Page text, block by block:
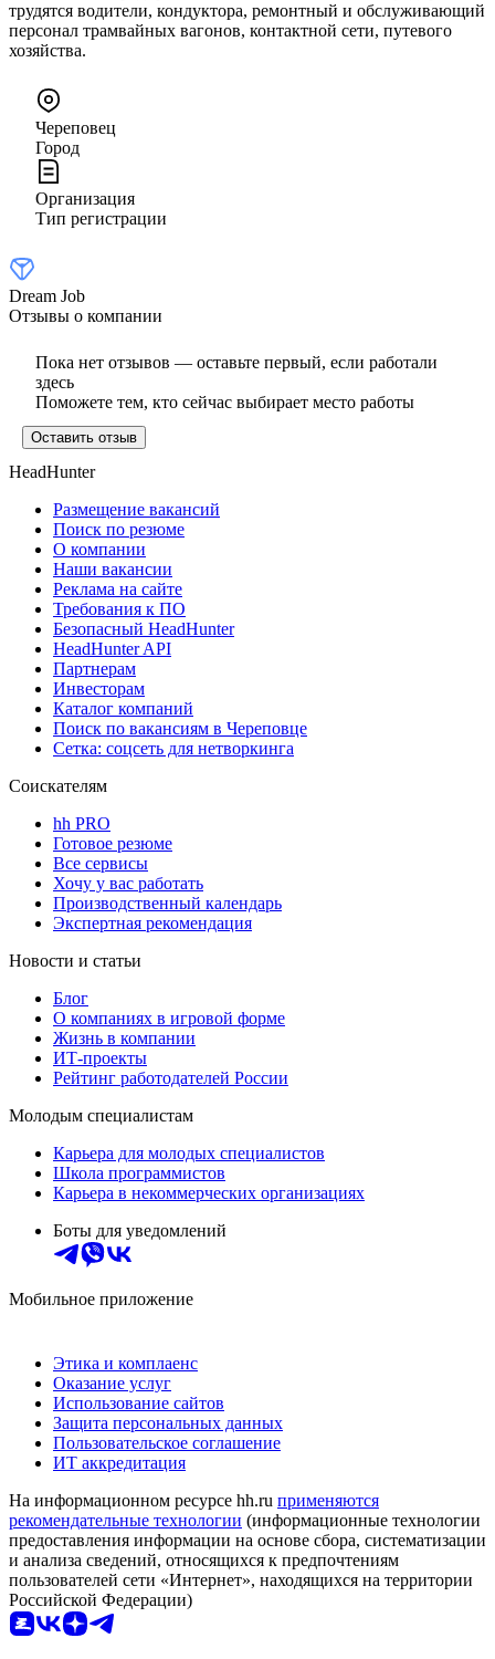
трудятся водители, кондуктора, ремонтный и обслуживающий
персонал трамвайных вагонов, контактной сети, путевого
хозяйства.
Череповец
Город
Организация
Тип регистрации
Dream Job
Отзывы о компании
Пока нет отзывов — оставьте первый, если работали
здесь
Поможете тем, кто сейчас выбирает место работы
Оставить отзыв
HeadHunter
Размещение вакансий
Поиск по резюме
О компании
Наши вакансии
Реклама на сайте
Требования к ПО
Безопасный HeadHunter
HeadHunter API
Партнерам
Инвесторам
Каталог компаний
Поиск по вакансиям в Череповце
Сетка: соцсеть для нетворкинга
Соискателям
hh PRO
Готовое резюме
Все сервисы
Хочу у вас работать
Производственный календарь
Экспертная рекомендация
Новости и статьи
Блог
О компаниях в игровой форме
Жизнь в компании
ИТ-проекты
Рейтинг работодателей России
Молодым специалистам
Карьера для молодых специалистов
Школа программистов
Карьера в некоммерческих организациях
Боты для уведомлений
Мобильное приложение
Этика и комплаенс
Оказание услуг
Использование сайтов
Защита персональных данных
Пользовательское соглашение
ИТ аккредитация
На информационном ресурсе hh.ru применяются
рекомендательные технологии (информационные технологии
предоставления информации на основе сбора, систематизации
и анализа сведений, относящихся к предпочтениям
пользователей сети «Интернет», находящихся на территории
Российской Федерации)